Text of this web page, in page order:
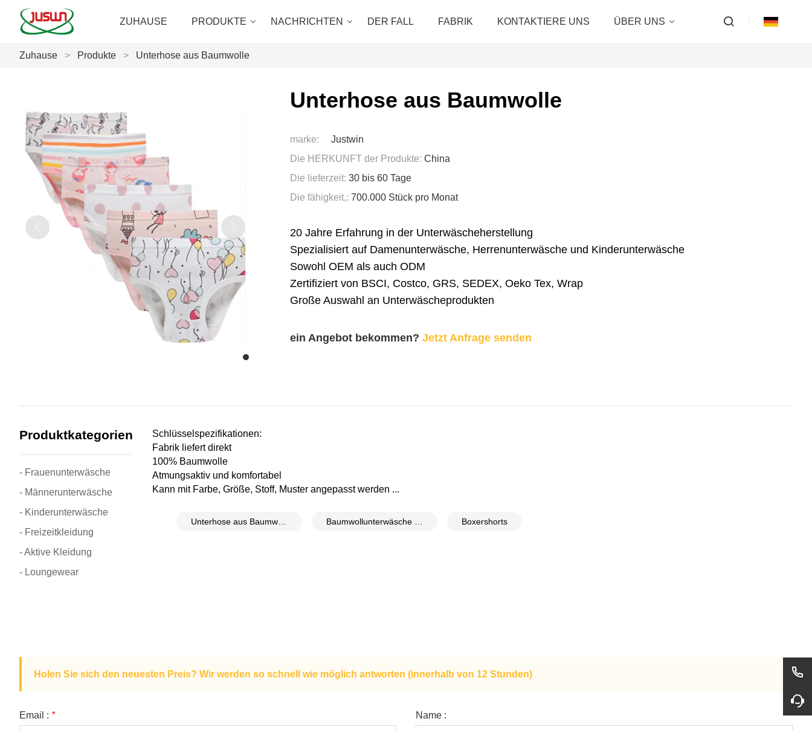
ZUHAUSE PRODUKTE NACHRICHTEN DER FALL FABRIK KONTAKTIERE UNS ÜBER UNS
Zuhause > Produkte > Unterhose aus Baumwolle
Unterhose aus Baumwolle
marke:
Justwin
Die HERKUNFT der Produkte: China
Die lieferzeit: 30 bis 60 Tage
Die fähigkeit,: 700.000 Stück pro Monat
20 Jahre Erfahrung in der Unterwäscheherstellung
Spezialisiert auf Damenunterwäsche, Herrenunterwäsche und Kinderunterwäsche
Sowohl OEM als auch ODM
Zertifiziert von BSCI, Costco, GRS, SEDEX, Oeko Tex, Wrap
Große Auswahl an Unterwäscheprodukten
ein Angebot bekommen? Jetzt Anfrage senden
Produktkategorien
- Frauenunterwäsche
- Männerunterwäsche
- Kinderunterwäsche
- Freizeitkleidung
- Aktive Kleidung
- Loungewear
Schlüsselspezifikationen:
Fabrik liefert direkt
100% Baumwolle
Atmungsaktiv und komfortabel
Kann mit Farbe, Größe, Stoff, Muster angepasst werden ...
Boxershorts
Holen Sie sich den neuesten Preis? Wir werden so schnell wie möglich antworten (innerhalb von 12 Stunden)
Email : * Name :